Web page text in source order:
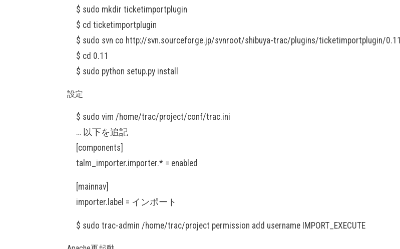
$ sudo mkdir ticketimportplugin
$ cd ticketimportplugin
$ sudo svn co http://svn.sourceforge.jp/svnroot/shibuya-trac/plugins/ticketimportplugin/0.11
$ cd 0.11
$ sudo python setup.py install
設定
$ sudo vim /home/trac/project/conf/trac.ini
… 以下を追記
[components]
talm_importer.importer.* = enabled
[mainnav]
importer.label = インポート
$ sudo trac-admin /home/trac/project permission add username IMPORT_EXECUTE